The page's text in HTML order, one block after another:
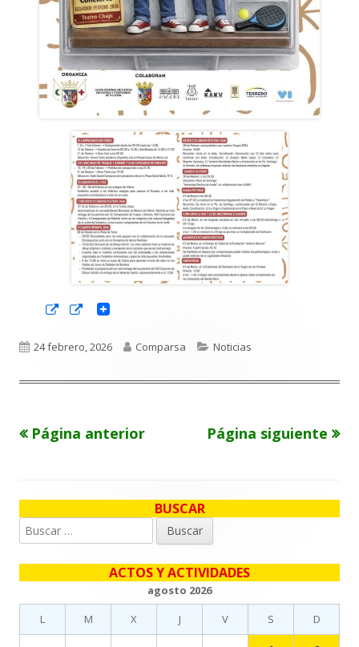
Abrir
ventana
Abrir
ventana
Publicado
24 febrero, 2026 Autor
Comparsa Categorías
Noticias
Paginación
entradas
Página anterior Página siguiente
Barra
lateral
principal
BUSCAR
Buscar:
ACTOS Y ACTIVIDADES
agosto 2026
L
M X J V S D